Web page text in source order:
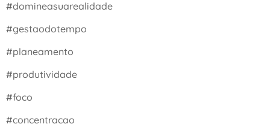
#domineasuarealidade
#gestaodotempo
#planeamento
#produtividade
#foco
#concentracao